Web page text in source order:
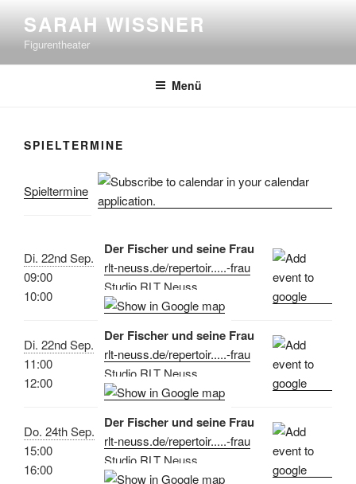
Inhalt
springen
SARAH WISSNER
Figurentheater
Menü
SPIELTERMINE
Spieltermine
Di. 22nd Sep.
09:00
10:00
Der Fischer und seine Frau
rlt-neuss.de/repertoir.....-frau
Studio RLT Neuss
Di. 22nd Sep.
11:00
12:00
Der Fischer und seine Frau
rlt-neuss.de/repertoir.....-frau
Studio RLT Neuss
Do. 24th Sep.
15:00
16:00
Der Fischer und seine Frau
rlt-neuss.de/repertoir.....-frau
Studio RLT Neuss